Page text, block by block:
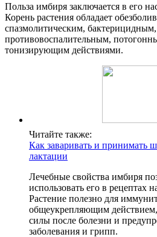
Польза имбиря заключается в его
Корень растения обладает
спазмолитическим,
противовоспалительным,
тонизирующим действиями.
Читайте также:
Как заваривать и принимать
лактации
Лечебные свойства имбиря
использовать его в рецептах
Растение полезно для
общеукрепляющим действием,
силы после болезни и
заболевания и грипп.